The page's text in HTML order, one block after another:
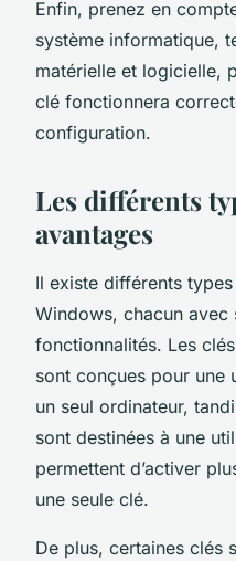
Enfin, prenez en
système informatique,
matérielle et logicielle,
clé fonctionnera
configuration.
Les différents
avantages
Il existe différents
Windows, chacun avec
fonctionnalités. Les
sont conçues pour une
un seul ordinateur,
sont destinées à une
permettent d’activer
une seule clé.
De plus, certaines clés